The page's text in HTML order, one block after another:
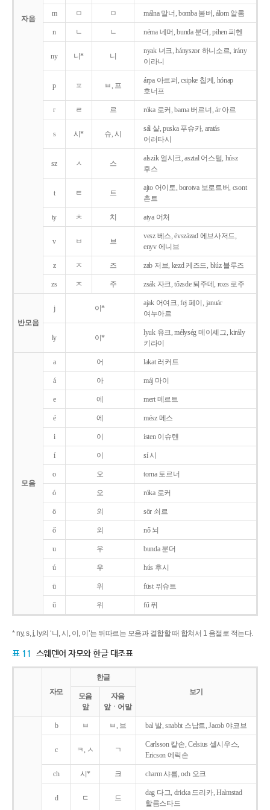
자음
m ㅁ ㅁ málna 말너, bomba 봄버, álom 알롬
n ㄴ ㄴ néma 네머, bunda 분더, pihen 피헨
ny 니* 니
nyak 녀크, hányszor 하니소르, irány
이라니
p ㅍ ㅂ, 프
árpa 아르퍼, csipke 칩케, hónap
호너프
r ㄹ 르 róka 로커, barna 버르너, ár 아르
s 시* 슈, 시
sál 샬, puska 푸슈카, aratás
어러타시
sz ㅅ 스
alszik 얼시크, asztal 어스털, húsz
후스
t ㅌ 트
ajto 어이토, borotva 보로트버, csont
촌트
ty ㅊ 치 atya 어처
v ㅂ 브
vesz 베스, évszázad 에브사저드,
enyv 에니브
z ㅈ 즈 zab 저브, kezd 케즈드, blúz 블루즈
zs ㅈ 주 zsák 자크, tőzsde 퇴주데, rozs 로주
반모음
j 이*
ajak 어여크, fej 페이, január
여누아르
ly 이*
lyuk 유크, mélység 메이셰그, király
키라이
모음
a 어 lakat 러커트
á 아 máj 마이
e 에 mert 메르트
é 에 mész 메스
i 이 isten 이슈텐
í 이 sí 시
o 오 torna 토르너
ó 오 róka 로커
ö 외 sör 쇠르
ő 외 nő 뇌
u 우 bunda 분더
ú 우 hús 후시
ü 위 füst 퓌슈트
ű 위 fű 퓌
* ny, s, j, ly의 ‘니, 시, 이, 이’는 뒤따르는 모음과 결합할 때 합쳐서 1 음절로 적는다.
표 11 스웨덴어 자모와 한글 대조표
자모
한글
보기
모음
앞
자음
앞ㆍ어말
b ㅂ ㅂ, 브 bal 발, snabbt 스납트, Jacob 야코브
c ㅋ, ㅅ ㄱ
Carlsson 칼손, Celsius 셀시우스,
Ericson 에릭손
ch 시* 크 charm 샤름, och 오크
d ㄷ 드
dag 다그, dricka 드리카, Halmstad
할름스타드